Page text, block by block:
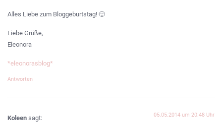
Alles Liebe zum Bloggeburtstag! 🙂
Liebe Grüße,
Eleonora
*eleonorasblog*
Antworten
Koleen sagt: 05.05.2014 um 20:48 Uhr